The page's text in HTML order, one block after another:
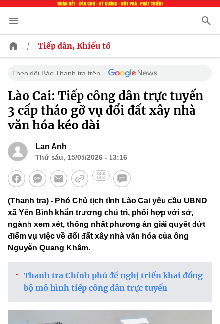
/ Tiếp dân, Khiếu tố
Theo dõi Báo Thanh tra trên
Lào Cai: Tiếp công dân trực tuyến
3 cấp tháo gỡ vụ đổi đất xây nhà
văn hóa kéo dài
Lan Anh
Thứ sáu, 15/05/2026 - 13:16
(Thanh tra) - Phó Chủ tịch tỉnh Lào Cai yêu cầu UBND
xã Yên Bình khẩn trương chủ trì, phối hợp với sở,
ngành xem xét, thống nhất phương án giải quyết dứt
điểm vụ việc về đổi đất xây nhà văn hóa của ông
Nguyễn Quang Khâm.
Thanh tra Chính phủ đề nghị triển khai đồng
bộ mô hình tiếp công dân trực tuyến